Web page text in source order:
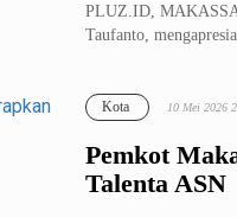
PLUZ.ID,
Taufanto,
Pemkot
Talenta ASN
Kota 10 Mei 2026